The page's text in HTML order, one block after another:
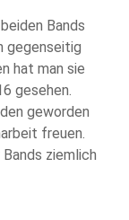
Bands
gegenseitig
hat man sie
gesehen.
geworden
freuen.
ziemlich